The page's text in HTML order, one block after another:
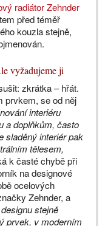
radiátor Zehnder
před téměř
kouzla stejně,
vyžadujeme ji
zkrátka – hřát.
prvkem, se od něj
interiéru
a doplňkům, často
sladěný interiér pak
tělesem,
k časté chybě při
na designové
ocelových
Zehnder, a
stejně
prvek, v moderním